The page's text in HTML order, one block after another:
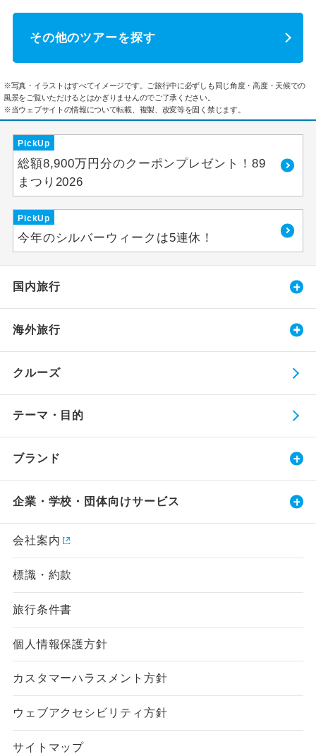
その他のツアーを探す
※写真・イラストはすべてイメージです。ご旅行中に必ずしも同じ角度・高度・天候での
風景をご覧いただけるとはかぎりませんのでご了承ください。
※当ウェブサイトの情報について転載、複製、改変等を固く禁じます。
PickUp
総額8,900万円分のクーポンプレゼント！89
まつり2026
PickUp
今年のシルバーウィークは5連休！
国内旅行
海外旅行
クルーズ
テーマ・目的
ブランド
企業・学校・団体向けサービス
会社案内
標識・約款
旅行条件書
個人情報保護方針
カスタマーハラスメント方針
ウェブアクセシビリティ方針
サイトマップ